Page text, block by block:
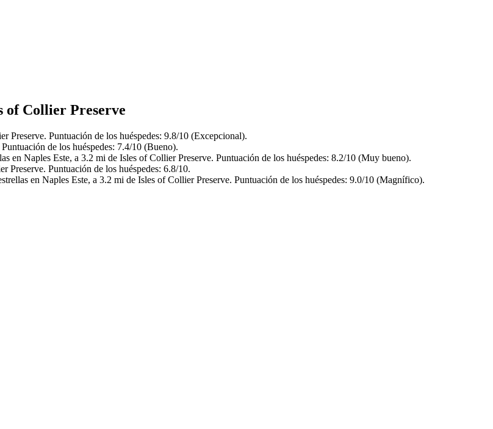
of Collier Preserve
Preserve. Puntuación de los huéspedes: 9.8/10 (Excepcional).
de los huéspedes: 7.4/10 (Bueno).
en Naples Este, a 3.2 mi de Isles of Collier Preserve. Puntuación de los huéspedes: 8.2/10 (Muy bueno).
Puntuación de los huéspedes: 6.8/10.
en Naples Este, a 3.2 mi de Isles of Collier Preserve. Puntuación de los huéspedes: 9.0/10 (Magnífico).